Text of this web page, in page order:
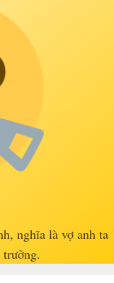
nghĩa là vợ anh ta